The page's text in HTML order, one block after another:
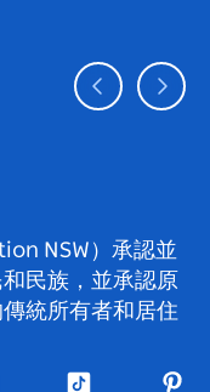
NSW）承認並
民族，並承認原
統所有者和居住